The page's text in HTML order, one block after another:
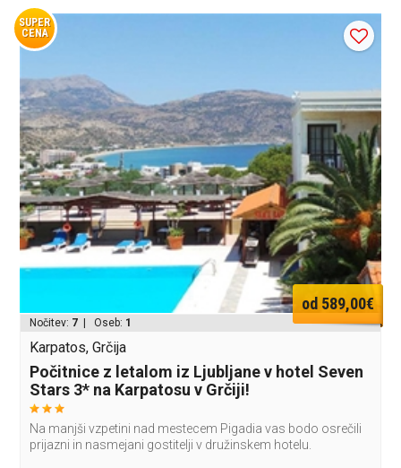
SUPER
CENA
od 589,00€
Nočitev: 7 | Oseb: 1
Karpatos, Grčija
Počitnice z letalom iz Ljubljane v hotel Seven
Stars 3* na Karpatosu v Grčiji!
Na manjši vzpetini nad mestecem Pigadia vas bodo osrečili
prijazni in nasmejani gostitelji v družinskem hotelu.